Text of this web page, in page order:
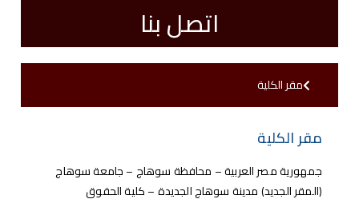
اتصل بنا
مقر الكلية
مقر الكلية
جمهورية مصر العربية – محافظة سوهاج – جامعة سوهاج
(المقر الجديد) مدينة سوهاج الجديدة – كلية الحقوق